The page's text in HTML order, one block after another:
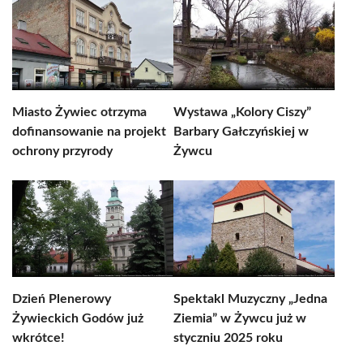
Miasto Żywiec otrzyma
dofinansowanie na projekt
ochrony przyrody
Wystawa „Kolory Ciszy”
Barbary Gałczyńskiej w
Żywcu
Dzień Plenerowy
Żywieckich Godów już
wkrótce!
Spektakl Muzyczny „Jedna
Ziemia” w Żywcu już w
styczniu 2025 roku